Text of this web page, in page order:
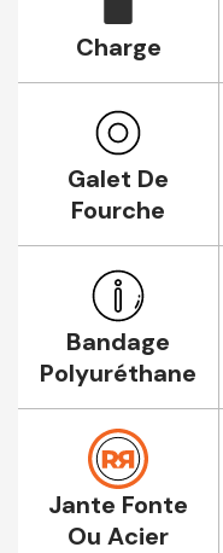
Charge
Galet De
Fourche
Bandage
Polyuréthane
Jante Fonte
Ou Acier